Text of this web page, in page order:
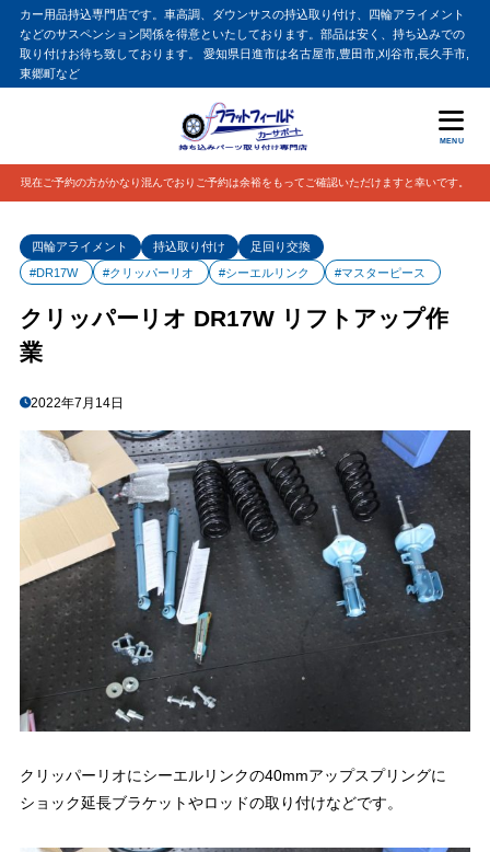
カー用品持込専門店です。車高調、ダウンサスの持込取り付け、四輪アライメント
などのサスペンション関係を得意といたしております。部品は安く、持ち込みでの
取り付けお待ち致しております。 愛知県日進市は名古屋市,豊田市,刈谷市,長久手市,
東郷町など
MENU
現在ご予約の方がかなり混んでおりご予約は余裕をもってご確認いただけますと幸いです。
四輪アライメント 持込取り付け
足回り交換
#DR17W
#クリッパーリオ #シーエルリンク #マスターピース
クリッパーリオ DR17W リフトアップ作
業
2022年7月14日
クリッパーリオにシーエルリンクの40mmアップスプリングに
ショック延長ブラケットやロッドの取り付けなどです。